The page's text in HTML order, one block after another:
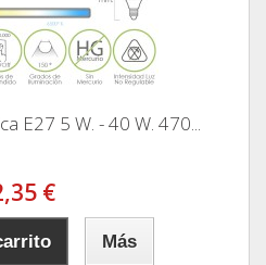
E27 5 W. - 40 W. 470...
€
Más